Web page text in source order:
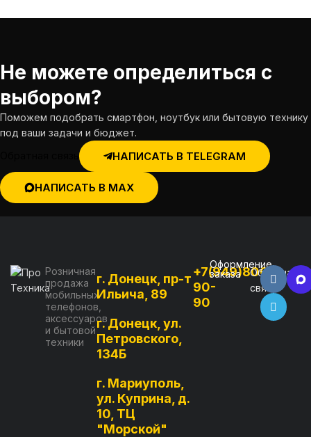
Не можете определиться с
выбором?
Поможем подобрать смартфон, ноутбук или бытовую технику
под ваши задачи и бюджет.
НАПИСАТЬ В TELEGRAM
НАПИСАТЬ В MAX
Розничная
продажа
мобильных
телефонов,
аксессуаров
и бытовой
техники
г. Донецк, пр-т
Ильича, 89
г. Донецк, ул.
Петровского,
134Б
г. Мариуполь,
ул. Куприна, д.
10, ТЦ
"Морской"
+7(949)800-
90-
90
Оформление
заказа
Обратная
связь